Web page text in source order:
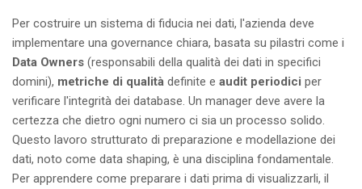
Per costruire un sistema di fiducia nei dati, l'azienda deve
implementare una governance chiara, basata su pilastri come i
Data Owners (responsabili della qualità dei dati in specifici
domini), metriche di qualità definite e audit periodici per
verificare l'integrità dei database. Un manager deve avere la
certezza che dietro ogni numero ci sia un processo solido.
Questo lavoro strutturato di preparazione e modellazione dei
dati, noto come data shaping, è una disciplina fondamentale.
Per apprendere come preparare i dati prima di visualizzarli, il